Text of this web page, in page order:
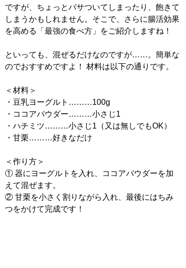
ですが、ちょっとパサついてしまったり、飽きて
しまうかもしれません。そこで、さらに腸活効果
を高める「最強の食べ方」をご紹介しますね！
といっても、混ぜるだけなのですが……。簡単な
のでおすすめですよ！ 材料は以下の通りです。
＜材料＞
・豆乳ヨーグルト………100g
・ココアパウダー………小さじ1
・ハチミツ………小さじ1（又は無しでもOK）
・甘栗………好きなだけ
＜作り方＞
① 器にヨーグルトを入れ、ココアパウダーを加
えて混ぜます。
② 甘栗を小さく割りながら入れ、最後にはちみ
つをかけて完成です！